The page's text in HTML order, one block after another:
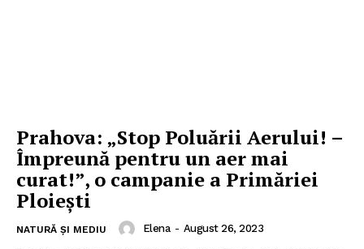
Prahova: „Stop Poluării Aerului! –
Împreună pentru un aer mai
curat!”, o campanie a Primăriei
Ploiești
NATURĂ ȘI MEDIU Elena - August 26, 2023